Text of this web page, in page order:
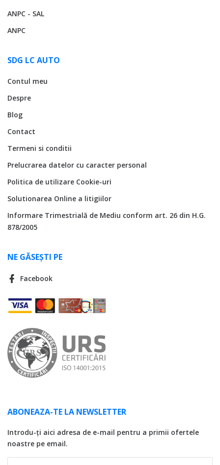
ANPC - SAL
ANPC
SDG LC AUTO
Contul meu
Despre
Blog
Contact
Termeni si conditii
Prelucrarea datelor cu caracter personal
Politica de utilizare Cookie-uri
Solutionarea Online a litigiilor
Informare Trimestrială de Mediu conform art. 26 din H.G.
878/2005
NE GĂSEȘTI PE
Facebook
ABONEAZA-TE LA NEWSLETTER
Introdu-ți aici adresa de e-mail pentru a primii ofertele
noastre pe email.